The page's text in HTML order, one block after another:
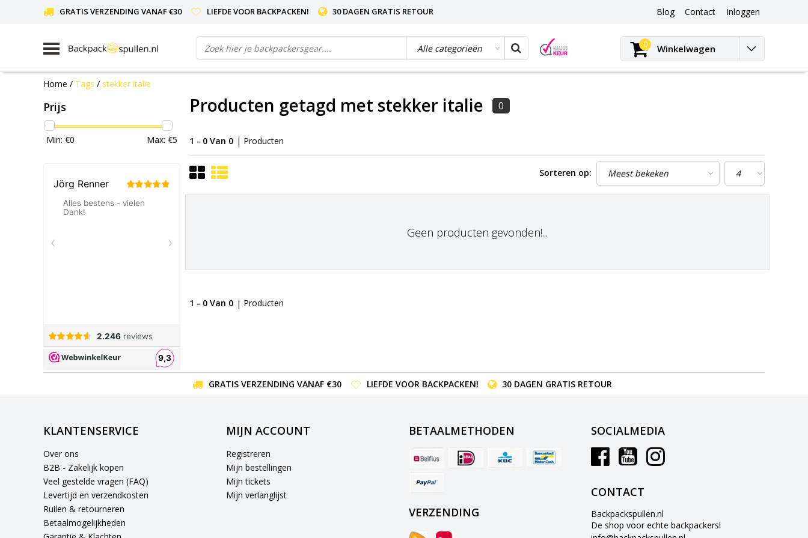
GRATIS VERZENDING VANAF €30 LIEFDE VOOR BACKPACKEN! 30 DAGEN GRATIS RETOUR Blog
Blog
Contact Inloggen
0 Winkelwagen
Home / Tags / stekker italie
Prijs
Min: €0 Max: €5
Producten getagd met stekker italie 0
1 - 0 Van 0 | Producten
Sorteren op:
Geen producten gevonden!...
1 - 0 Van 0 | Producten
GRATIS VERZENDING VANAF €30 LIEFDE VOOR BACKPACKEN! 30 DAGEN GRATIS RETOUR
KLANTENSERVICE
Over ons
B2B - Zakelijk kopen
Veel gestelde vragen (FAQ)
Levertijd en verzendkosten
Ruilen & retourneren
Betaalmogelijkheden
MIJN ACCOUNT
Registreren
Mijn bestellingen
Mijn tickets
Mijn verlanglijst
BETAALMETHODEN
VERZENDING
SOCIALMEDIA
CONTACT
Backpackspullen.nl
De shop voor echte backpackers!